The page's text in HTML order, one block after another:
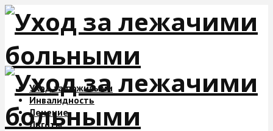
Уход за пожилыми
Инвалидность
Лечение
Льготы